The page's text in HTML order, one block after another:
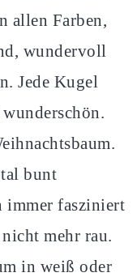
allen Farben,
wundervoll
Jede Kugel
bunt
immer fasziniert
mehr rau.
in weiß oder